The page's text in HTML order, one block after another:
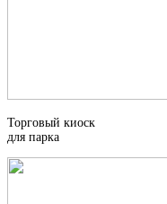
Торговый киоск
для парка